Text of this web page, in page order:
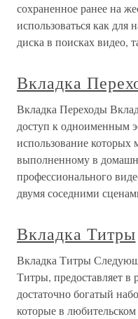
сохраненное ранее на
использоваться как для
диска в поисках видео,
Вкладка
Вкладка Переходы
доступ к одноименным
использование которых
выполненному в
профессионального
двумя соседними
Вкладка Титры
Вкладка Титры
Титры, предоставляет в
достаточно богатый
которые в